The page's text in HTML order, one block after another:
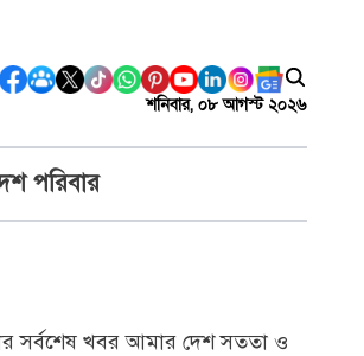
শনিবার, ০৮ আগস্ট ২০২৬
পরিবার
সর্বশেষ খবর আমার দেশ সততা ও